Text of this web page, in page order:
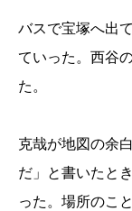
バスで宝塚へ出
ていった。西谷
た。
克哉が地図の余
だ」と書いたと
った。場所のこ